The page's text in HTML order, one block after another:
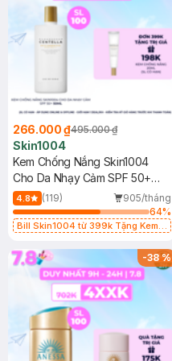
266.000 ₫495.000 ₫
Skin1004
Kem Chống Nắng Skin1004
Cho Da Nhạy Cảm SPF 50+
50ml
4.8 (119)
905/tháng
64%
Bill Skin1004 từ 399k Tặng Kem
SPF 50+ 20ml (SL Có Hạn)
-38%